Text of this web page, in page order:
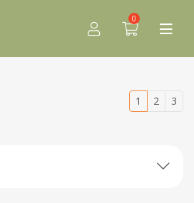
0
1 2 3